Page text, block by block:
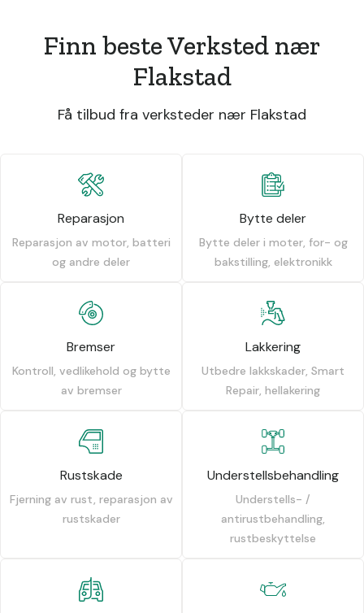
Finn beste Verksted nær
Flakstad
Få tilbud fra verksteder nær Flakstad
Reparasjon
Reparasjon av motor, batteri
og andre deler
Bytte deler
Bytte deler i moter, for- og
bakstilling, elektronikk
Bremser
Kontroll, vedlikehold og bytte
av bremser
Lakkering
Utbedre lakkskader, Smart
Repair, hellakering
Rustskade
Fjerning av rust, reparasjon av
rustskader
Understellsbehandling
Understells- /
antirustbehandling,
rustbeskyttelse